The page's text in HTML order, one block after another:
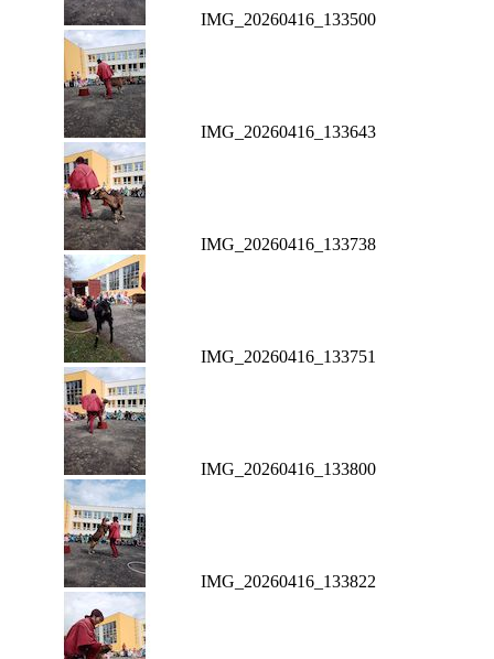
IMG_20260416_133500
IMG_20260416_133643
IMG_20260416_133738
IMG_20260416_133751
IMG_20260416_133800
IMG_20260416_133822